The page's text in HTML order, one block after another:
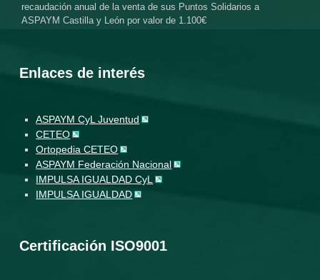
recaudación anual de la venta de sus Puntos Solidarios a
ASPAYM Castilla y León por valor de 1.100€
Enlaces de interés
ASPAYM CyL Juventud
CETEO
Ortopedia CETEO
ASPAYM Federación Nacional
IMPULSA IGUALDAD CyL
IMPULSA IGUALDAD
Certificación ISO9001